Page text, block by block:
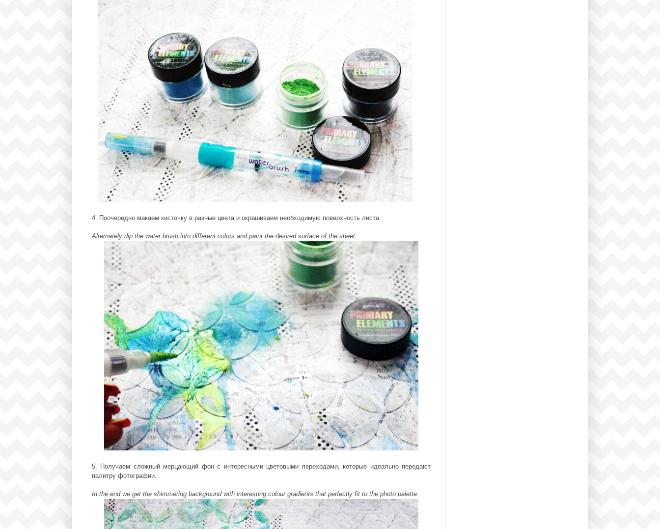
4. Поочередно макаем кисточку в разные цвета и окрашиваем необходимую поверхность листа.
Alternately dip the water brush into different colors and paint the desired surface of the sheet.
5. Получаем сложный мерцающий фон с интересными цветовыми переходами, которые идеально передают
палитру фотографии.
In the end we get the shimmering background with interesting colour gradients that perfectly fit to the photo palette.